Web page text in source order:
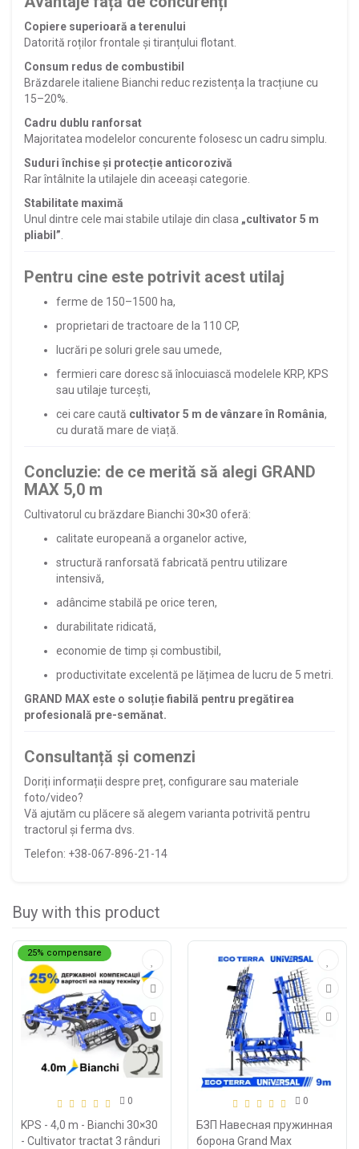
Copiere superioară a terenului
Datorită roților frontale și tiranțului flotant.
Consum redus de combustibil
Brăzdarele italiene Bianchi reduc rezistența la tracțiune cu
15–20%.
Cadru dublu ranforsat
Majoritatea modelelor concurente folosesc un cadru simplu.
Suduri închise și protecție anticorozivă
Rar întâlnite la utilajele din aceeași categorie.
Stabilitate maximă
Unul dintre cele mai stabile utilaje din clasa „cultivator 5 m
pliabil”
Pentru cine este potrivit acest utilaj
ferme de 150–1500 ha,
proprietari de tractoare de la 110 CP,
lucrări pe soluri grele sau umede,
fermieri care doresc să înlocuiască modelele KRP, KPS
sau utilaje turcești,
cei care caută cultivator 5 m de vânzare în România,
cu durată mare de viață.
Concluzie: de ce merită să alegi GRAND
MAX 5,0 m
Cultivatorul cu brăzdare Bianchi 30×30 oferă:
calitate europeană a organelor active,
structură ranforsată fabricată pentru utilizare
intensivă,
adâncime stabilă pe orice teren,
durabilitate ridicată,
economie de timp și combustibil,
productivitate excelentă pe lățimea de lucru de 5 metri.
GRAND MAX este o soluție fiabilă pentru pregătirea
profesională pre-semănat.
Consultanță și comenzi
Doriți informații despre preț, configurare sau materiale
foto/video?
Vă ajutăm cu plăcere să alegem varianta potrivită pentru
tractorul și ferma dvs.
Telefon: +38-067-896-21-14
Buy with this product
25% compensare
0
KPS - 4,0 m - Bianchi 30×30
- Cultivator tractat 3 rânduri
0
БЗП Навесная пружинная
борона Grand Max